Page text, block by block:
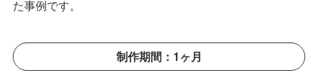
た事例です。
制作期間：1ヶ月